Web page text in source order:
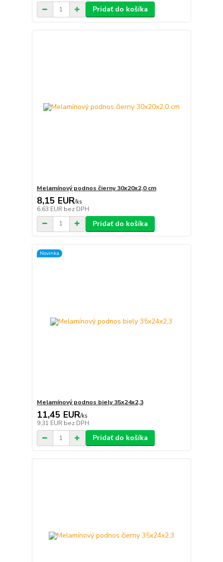
Pridať do košíka
Melamínový podnos čierny 30x20x2,0 cm
8,15 EUR/ks
6,63 EUR bez DPH
Pridať do košíka
Novinka
Melamínový podnos biely 35x24x2,3
11,45 EUR/ks
9,31 EUR bez DPH
Pridať do košíka